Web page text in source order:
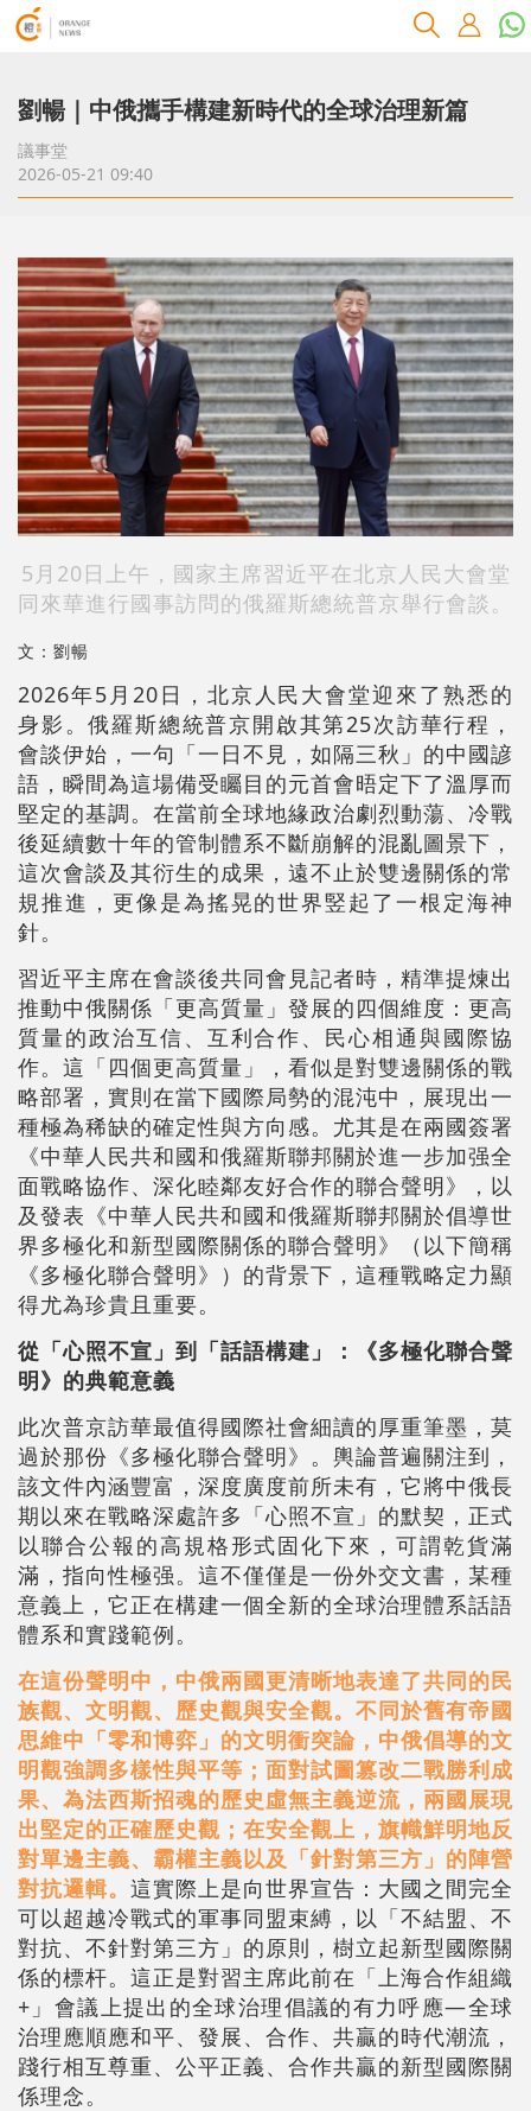
劉暢｜中俄攜手構建新時代的全球治理新篇
議事堂
2026-05-21 09:40
5月20日上午，國家主席習近平在北京人民大會堂
同來華進行國事訪問的俄羅斯總統普京舉行會談。
文：劉暢
2026年5月20日，北京人民大會堂迎來了熟悉的
身影。俄羅斯總統普京開啟其第25次訪華行程，
會談伊始，一句「一日不見，如隔三秋」的中國諺
語，瞬間為這場備受矚目的元首會晤定下了溫厚而
堅定的基調。在當前全球地緣政治劇烈動蕩、冷戰
後延續數十年的管制體系不斷崩解的混亂圖景下，
這次會談及其衍生的成果，遠不止於雙邊關係的常
規推進，更像是為搖晃的世界竪起了一根定海神
針。
習近平主席在會談後共同會見記者時，精準提煉出
推動中俄關係「更高質量」發展的四個維度：更高
質量的政治互信、互利合作、民心相通與國際協
作。這「四個更高質量」，看似是對雙邊關係的戰
略部署，實則在當下國際局勢的混沌中，展現出一
種極為稀缺的確定性與方向感。尤其是在兩國簽署
《中華人民共和國和俄羅斯聯邦關於進一步加强全
面戰略協作、深化睦鄰友好合作的聯合聲明》，以
及發表《中華人民共和國和俄羅斯聯邦關於倡導世
界多極化和新型國際關係的聯合聲明》（以下簡稱
《多極化聯合聲明》）的背景下，這種戰略定力顯
得尤為珍貴且重要。
從「心照不宣」到「話語構建」：《多極化聯合聲
明》的典範意義
此次普京訪華最值得國際社會細讀的厚重筆墨，莫
過於那份《多極化聯合聲明》。輿論普遍關注到，
該文件內涵豐富，深度廣度前所未有，它將中俄長
期以來在戰略深處許多「心照不宣」的默契，正式
以聯合公報的高規格形式固化下來，可謂乾貨滿
滿，指向性極强。這不僅僅是一份外交文書，某種
意義上，它正在構建一個全新的全球治理體系話語
體系和實踐範例。
在這份聲明中，中俄兩國更清晰地表達了共同的民
族觀、文明觀、歷史觀與安全觀。不同於舊有帝國
思維中「零和博弈」的文明衝突論，中俄倡導的文
明觀強調多樣性與平等；面對試圖篡改二戰勝利成
果、為法西斯招魂的歷史虛無主義逆流，兩國展現
出堅定的正確歷史觀；在安全觀上，旗幟鮮明地反
對單邊主義、霸權主義以及「針對第三方」的陣營
對抗邏輯。 這實際上是向世界宣告：大國之間完全
可以超越冷戰式的軍事同盟束縛，以「不結盟、不
對抗、不針對第三方」的原則，樹立起新型國際關
係的標杆。這正是對習主席此前在「上海合作組織
+」會議上提出的全球治理倡議的有力呼應—全球
治理應順應和平、發展、合作、共贏的時代潮流，
踐行相互尊重、公平正義、合作共贏的新型國際關
係理念。